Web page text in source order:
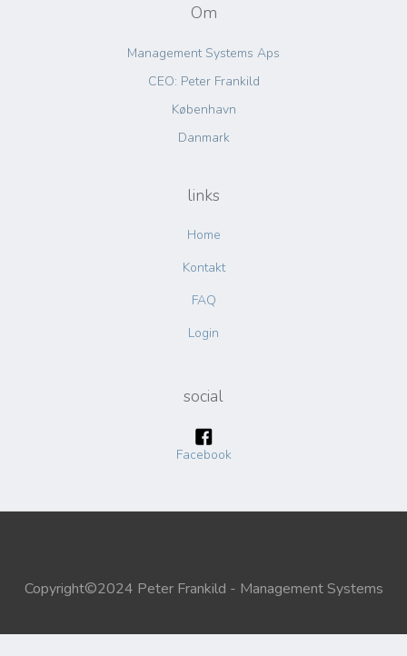
Om
Management Systems Aps
CEO: Peter Frankild
København
Danmark
links
Home
Kontakt
FAQ
Login
social
Facebook
Copyright©2024 Peter Frankild - Management Systems